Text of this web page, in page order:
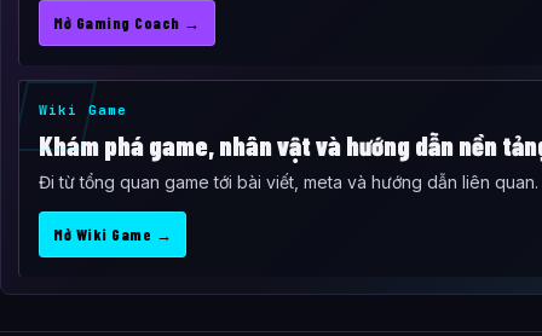
Mở Gaming Coach →
Wiki Game
Khám phá game, nhân vật và hướng dẫn nền
Đi từ tổng quan game tới bài viết, meta và hướng dẫn liên quan.
Mở Wiki Game →